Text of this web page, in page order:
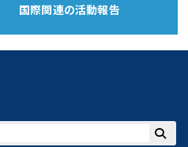
国際関連の活動報告